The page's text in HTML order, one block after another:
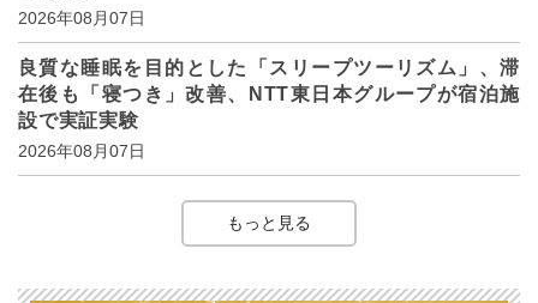
2026年08月07日
良質な睡眠を目的とした「スリープツーリズム」、滞
在後も「寝つき」改善、NTT東日本グループが宿泊施
設で実証実験
2026年08月07日
もっと見る